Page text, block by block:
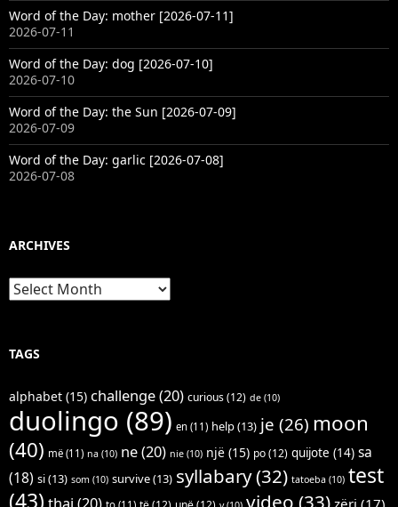
Word of the Day: mother [2026-07-11]
2026-07-11
Word of the Day: dog [2026-07-10]
2026-07-10
Word of the Day: the Sun [2026-07-09]
2026-07-09
Word of the Day: garlic [2026-07-08]
2026-07-08
ARCHIVES
Archives
TAGS
alphabet (15) challenge(20) curious(12) de (10)
duolingo (89) en (11) help(13) je (26) moon
(40) më (11) na (10) ne(20) nie (10) një (15) po(12) quijote (14) sa
(18) si(13) som (10) survive(13) syllabary(32) tatoeba (10) test
(43) thai (20) video (33) zëri (17)